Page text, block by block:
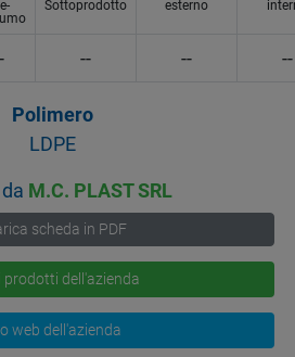
Sottoprodotto
esterno
-- -- --
Polimero
LDPE
M.C. PLAST SRL
scheda in PDF
prodotti dell'azienda
web dell'azienda